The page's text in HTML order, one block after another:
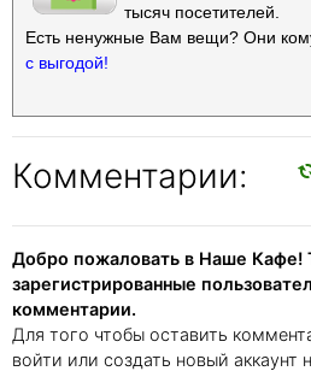
тысяч посетителей.
Есть ненужные Вам вещи? Они
с выгодой!
Комментарии:
Добро пожаловать в Наше Кафе!
зарегистрированные
комментарии.
Для того чтобы оставить
войти или создать новый аккаунт